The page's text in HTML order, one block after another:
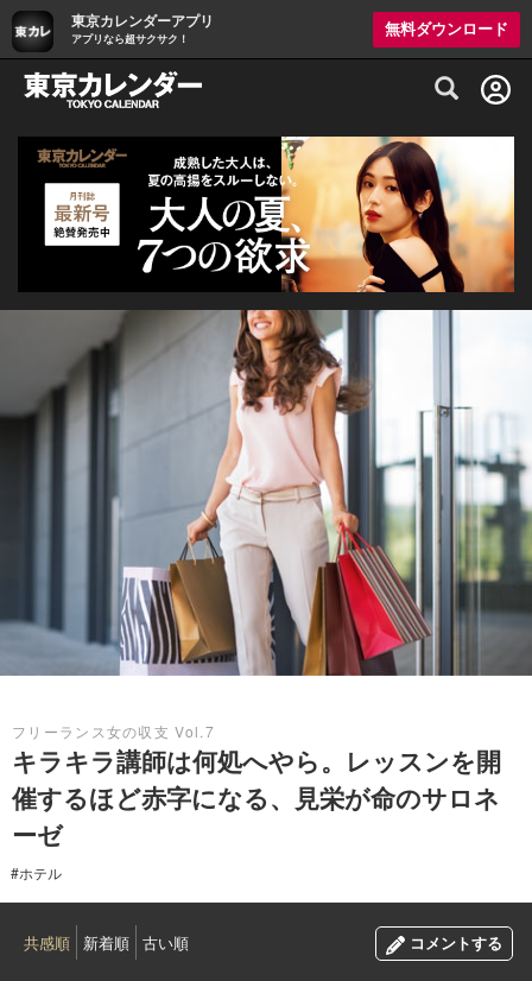
東京カレンダーアプリ
アプリなら超サクサク！
無料ダウンロード
グルメ情報・プレミアムレストラン予約
フリーランス女の収支 Vol.7
キラキラ講師は何処へやら。レッスンを開
催するほど赤字になる、見栄が命のサロネ
ーゼ
#ホテル
共感順 新着順 古い順 コメントする